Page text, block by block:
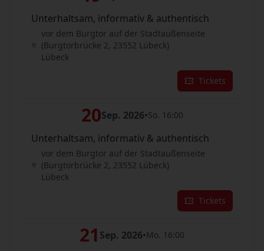
Unterhaltsam, informativ & authentisch
vor dem Burgtor auf der Stadtaußenseite
(Burgtorbrücke 2, 23552 Lübeck)
Lübeck
Tickets
20Sep. 2026•So. 16:00
Unterhaltsam, informativ & authentisch
vor dem Burgtor auf der Stadtaußenseite
(Burgtorbrücke 2, 23552 Lübeck)
Lübeck
Tickets
21 Sep. 2026•Mo. 16:00